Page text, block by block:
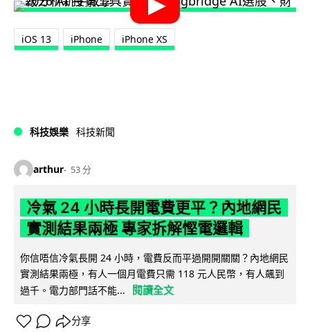
iOS 13 iPhone iPhone XS
科技娛樂 科技新聞
arthur 53 分
冷氣 24 小時長開電費更平？內地網民
實測結果兩極 專家拆解慳電邏輯
你信唔信冷氣長開 24 小時，電費反而平過開開關關？內地網民
實測結果兩極，有人一個月電費只需 118 元人民幣，有人飆到
過千。電力部門話不能...
閱讀全文
分享